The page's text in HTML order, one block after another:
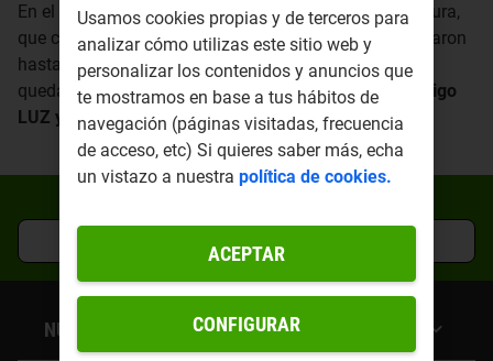
En el caso de que no sea así, pagarás una última factura,
que cubre el periodo desde la última vez que te la pasaron
hasta la fecha del cambio a Yoigo LUZ y GAS. Así
quedaréis en paz ypodrás empezar a ahorrar con Yoigo
LUZ y GAS.
NUESTRAS TARIFAS
Usamos cookies propias y de terceros para
analizar cómo utilizas este sitio web y
personalizar los contenidos y anuncios que
te mostramos en base a tus hábitos de
navegación (páginas visitadas, frecuencia
de acceso, etc) Si quieres saber más, echa
un vistazo a nuestra política de cookies.
CONFIGURAR
ACEPTAR